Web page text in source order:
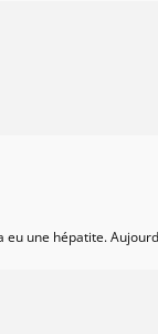
une hépatite.